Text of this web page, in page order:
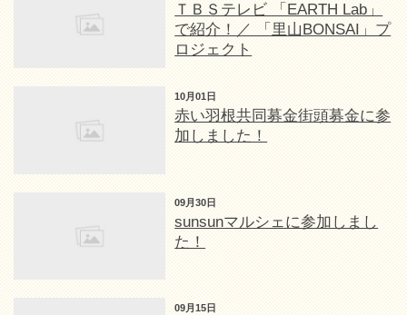
ＴＢＳテレビ 「EARTH Lab」
で紹介！／ 「里山BONSAI」プ
ロジェクト
10月01日
赤い羽根共同募金街頭募金に参
加しました！
09月30日
sunsunマルシェに参加しまし
た！
09月15日